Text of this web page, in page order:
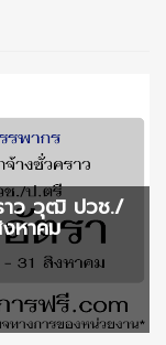
าว วุฒิ ปวช./
หาคม